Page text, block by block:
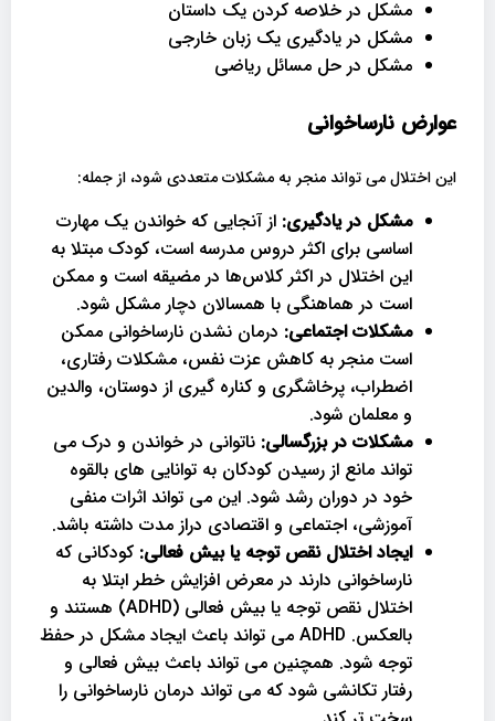
مشکل در خلاصه کردن یک داستان
مشکل در یادگیری یک زبان خارجی
مشکل در حل مسائل ریاضی
عوارض نارساخوانی
این اختلال می تواند منجر به مشکلات متعددی شود، از جمله:
مشکل در یادگیری: از آنجایی که خواندن یک مهارت
اساسی برای اکثر دروس مدرسه است، کودک مبتلا به
این اختلال در اکثر کلاس‌ها در مضیقه است و ممکن
است در هماهنگی با همسالان دچار مشکل شود.
مشکلات اجتماعی: درمان نشدن نارساخوانی ممکن
است منجر به کاهش عزت نفس، مشکلات رفتاری،
اضطراب، پرخاشگری و کناره گیری از دوستان، والدین
و معلمان شود.
مشکلات در بزرگسالی: ناتوانی در خواندن و درک می
تواند مانع از رسیدن کودکان به توانایی های بالقوه
خود در دوران رشد شود. این می تواند اثرات منفی
آموزشی، اجتماعی و اقتصادی دراز مدت داشته باشد.
ایجاد اختلال نقص توجه یا بیش فعالی: کودکانی که
نارساخوانی دارند در معرض افزایش خطر ابتلا به
اختلال نقص توجه یا بیش فعالی (ADHD) هستند و
بالعکس. ADHD می تواند باعث ایجاد مشکل در حفظ
توجه شود. همچنین می تواند باعث بیش فعالی و
رفتار تکانشی شود که می تواند درمان نارساخوانی را